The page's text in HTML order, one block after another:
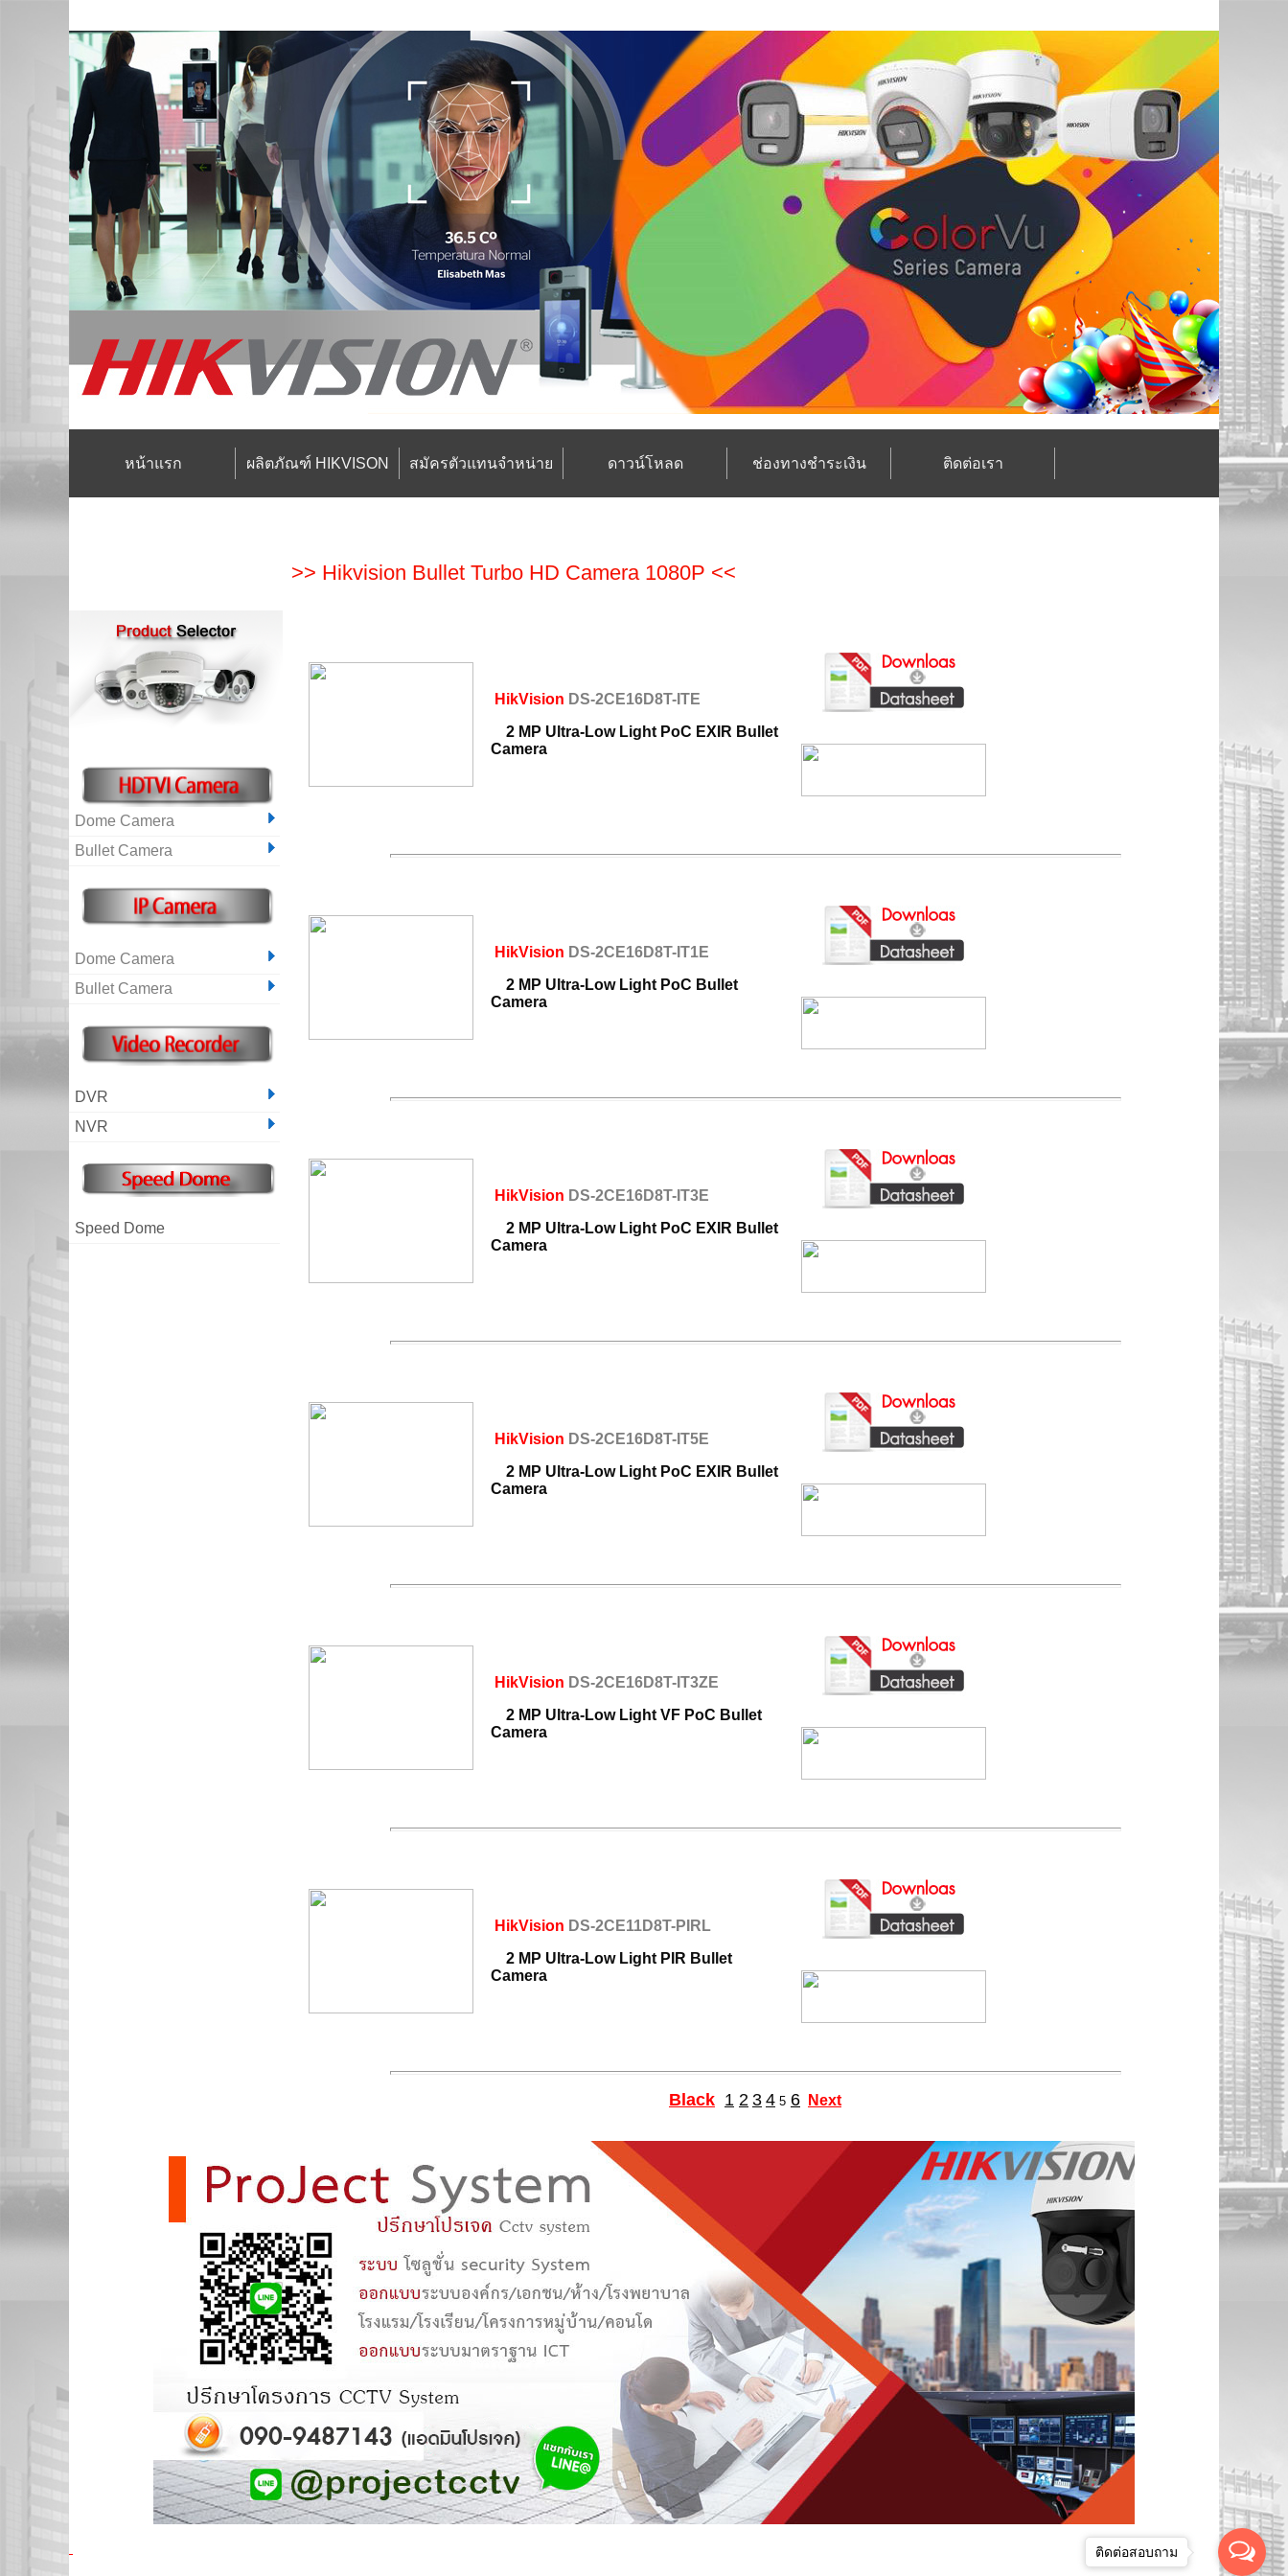
หน้าแรก ผลิตภัณฑ์ HIKVISON สมัครตัวแทนจำหน่าย ดาวน์โหลด ช่องทางชำระเงิน ติดต่อเรา
Dome Camera
Bullet Camera
Dome Camera
Bullet Camera
DVR
NVR
Speed Dome
>> Hikvision Bullet Turbo HD Camera 1080P <<
HikVision DS-2CE16D8T-ITE
2 MP Ultra-Low Light PoC EXIR Bullet
Camera
HikVision DS-2CE16D8T-IT1E
2 MP Ultra-Low Light PoC Bullet
Camera
HikVision DS-2CE16D8T-IT3E
2 MP Ultra-Low Light PoC EXIR Bullet
Camera
HikVision DS-2CE16D8T-IT5E
2 MP Ultra-Low Light PoC EXIR Bullet
Camera
HikVision DS-2CE16D8T-IT3ZE
2 MP Ultra-Low Light VF PoC Bullet
Camera
HikVision DS-2CE11D8T-PIRL
2 MP Ultra-Low Light PIR Bullet
Camera
Black 1 2 3 4 5 6 Next
ติดต่อสอบถาม